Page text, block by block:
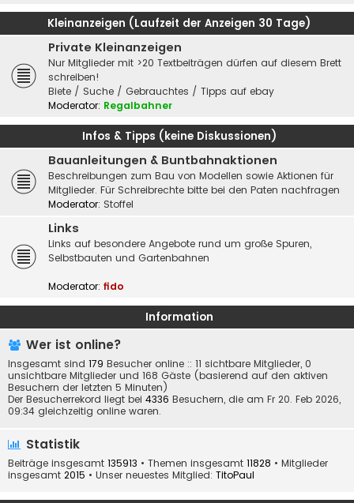
Kleinanzeigen (Laufzeit der Anzeigen 30 Tage)
Private Kleinanzeigen
Nur Mitglieder mit >20 Textbeiträgen dürfen auf diesem Brett
schreiben!
Biete / Suche / Gebrauchtes / Tipps auf ebay
Moderator: Regalbahner
Infos & Tipps (keine Diskussionen)
Bauanleitungen & Buntbahnaktionen
Beschreibungen zum Bau von Modellen sowie Aktionen für
Mitglieder. Für Schreibrechte bitte bei den Paten nachfragen
Moderator: Stoffel
Links
Links auf besondere Angebote rund um große Spuren,
Selbstbauten und Gartenbahnen
Moderator: fido
Information
Wer ist online?
Insgesamt sind 179 Besucher online :: 11 sichtbare Mitglieder, 0
unsichtbare Mitglieder und 168 Gäste (basierend auf den aktiven
Besuchern der letzten 5 Minuten)
Der Besucherrekord liegt bei 4336 Besuchern, die am Fr 20. Feb 2026,
09:34 gleichzeitig online waren.
Statistik
Beiträge insgesamt 135913 • Themen insgesamt 11828 • Mitglieder
insgesamt 2015 • Unser neuestes Mitglied: TitoPaul